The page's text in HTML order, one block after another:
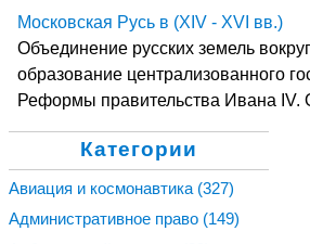
Московская Русь в (XIV - XVI вв.)
Объединение русских земель
образование централизованного
Реформы правительства Ивана IV.
Категории
Авиация и космонавтика (327)
Административное право (149)